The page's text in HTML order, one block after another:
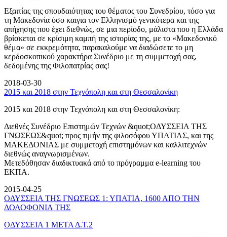
Εξαιτίας της σπουδαιότητας του θέματος του Συνεδρίου, τόσο για
τη Μακεδονία όσο καιγια τον Ελληνισμό γενικότερα και της
απήχησης που έχει διεθνώς, σε μια περίοδο, μάλιστα που η Ελλάδα
βρίσκεται σε κρίσιμη καμπή της ιστορίας της, με το «Μακεδονικό
θέμα» σε εκκρεμότητα, παρακαλούμε να διαδώσετε το μη
κερδοσκοπικού χαρακτήρα Συνέδριο με τη συμμετοχή σας,
δεδομένης της Φιλοπατρίας σας!
2018-03-30
2015 και 2018 στην Τεχνόπολη και στη Θεσσαλονίκη
2015 και 2018 στην Τεχνόπολη και στη Θεσσαλονίκη:
Διεθνές Συνέδριο Επιστημών Τεχνών &quot;ΟΔΥΣΣΕΙΑ ΤΗΣ
ΓΝΩΣΕΩΣ&quot; προς τιμήν της φιλοσόφου ΥΠΑΤΙΑΣ, και της
ΜΑΚΕΔΟΝΙΑΣ με συμμετοχή επιστημόνων και καλλιτεχνών
διεθνώς αναγνωρισμένων.
Μετεδόθησαν διαδικτυακά από το πρόγραμμα e-learning του
ΕΚΠΑ.
2015-04-25
ΟΔΥΣΣΕΙΑ ΤΗΣ ΓΝΩΣΕΩΣ 1: ΥΠΑΤΙΑ, 1600 ΑΠΟ ΤΗΝ
ΔΟΛΟΦΟΝΙΑ ΤΗΣ
ΟΔΥΣΣΕΙΑ 1 ΜΕΤΑ Δ.Τ.2